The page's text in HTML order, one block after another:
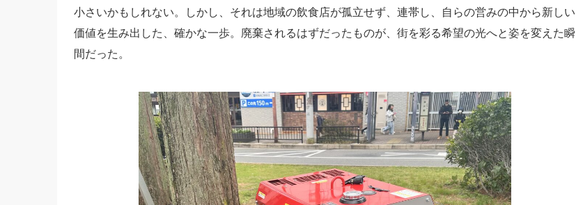
小さいかもしれない。しかし、それは地域の飲食店が孤立せず、連帯し、自らの営みの中から新しい
価値を生み出した、確かな一歩。廃棄されるはずだったものが、街を彩る希望の光へと姿を変えた瞬
間だった。